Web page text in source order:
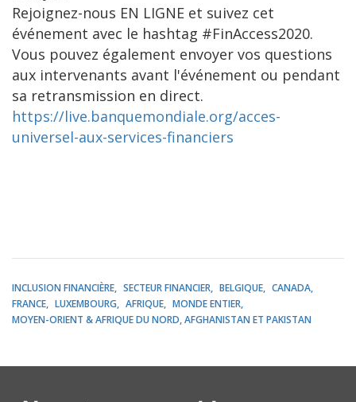
Rejoignez-nous EN LIGNE et suivez cet
événement avec le hashtag #FinAccess2020.
Vous pouvez également envoyer vos questions
aux intervenants avant l'événement ou pendant
sa retransmission en direct.
https://live.banquemondiale.org/acces-
universel-aux-services-financiers
INCLUSION FINANCIÈRE SECTEUR FINANCIER BELGIQUE
CANADA
FRANCE
LUXEMBOURG AFRIQUE
MONDE ENTIER
MOYEN-ORIENT & AFRIQUE DU NORD, AFGHANISTAN ET PAKISTAN